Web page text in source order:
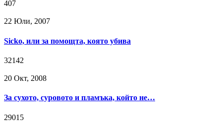
407
22 Юли, 2007
Sicko, или за помощта, която убива
32142
20 Окт, 2008
За сухото, суровото и пламъка, който не…
29015